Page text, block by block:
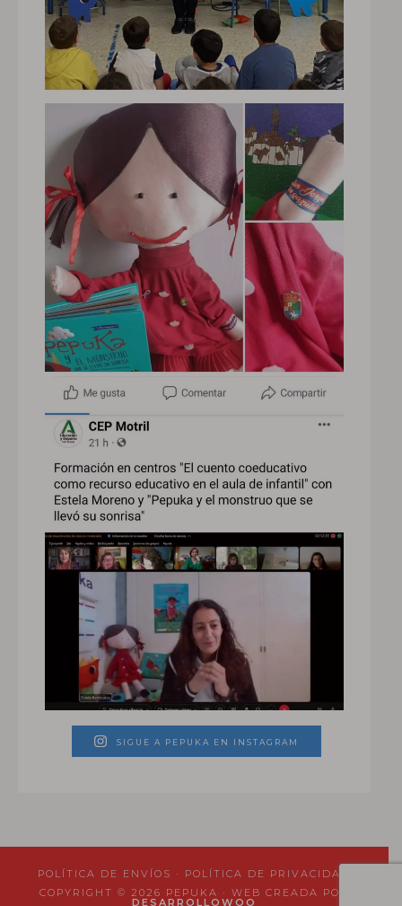
SIGUE A PEPUKA EN INSTAGRAM
POLÍTICA DE ENVÍOS · POLÍTICA DE PRIVACIDAD
COPYRIGHT © 2026 PEPUKA · WEB CREADA POR
DESARROLLOWOO